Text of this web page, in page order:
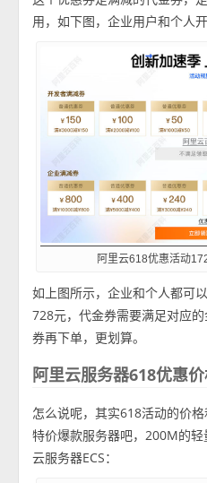
用，如下图，企业用户和个人
阿里云618优惠活动
如上图所示，企业和个人都可
728元，代金券需要满足对应
券再下单，更划算。
阿里云服务器618优惠
怎么说呢，其实618活动的价
特价爆款服务器吧，200M的
云服务器ECS：